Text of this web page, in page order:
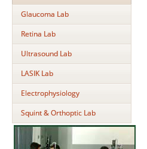
Glaucoma Lab
Retina Lab
Ultrasound Lab
LASIK Lab
Electrophysiology
Squint & Orthoptic Lab